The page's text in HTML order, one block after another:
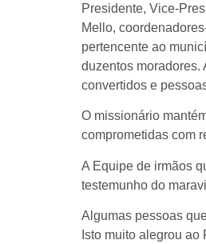
Presidente, Vice-
Mello,
pertencente ao
duzentos moradores.
convertidos e
O missionário
comprometidas com
A Equipe de irmãos
testemunho do
Algumas pessoas
Isto muito alegrou ao